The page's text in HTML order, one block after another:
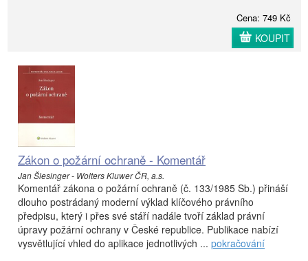
Cena: 749 Kč
KOUPIT
Zákon o požární ochraně - Komentář
Jan Šlesinger - Wolters Kluwer ČR, a.s.
Komentář zákona o požární ochraně (č. 133/1985 Sb.) přináší
dlouho postrádaný moderní výklad klíčového právního
předpisu, který i přes své stáří nadále tvoří základ právní
úpravy požární ochrany v České republice. Publikace nabízí
vysvětlující vhled do aplikace jednotlivých ... pokračování